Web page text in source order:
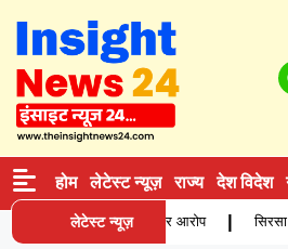
होम लेटेस्ट न्यूज़ राज्य देश विदेश
लेटेस्ट न्यूज़
की मौत, परिजनों ने लगाए गंभीर आरोप